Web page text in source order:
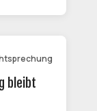
bleibt